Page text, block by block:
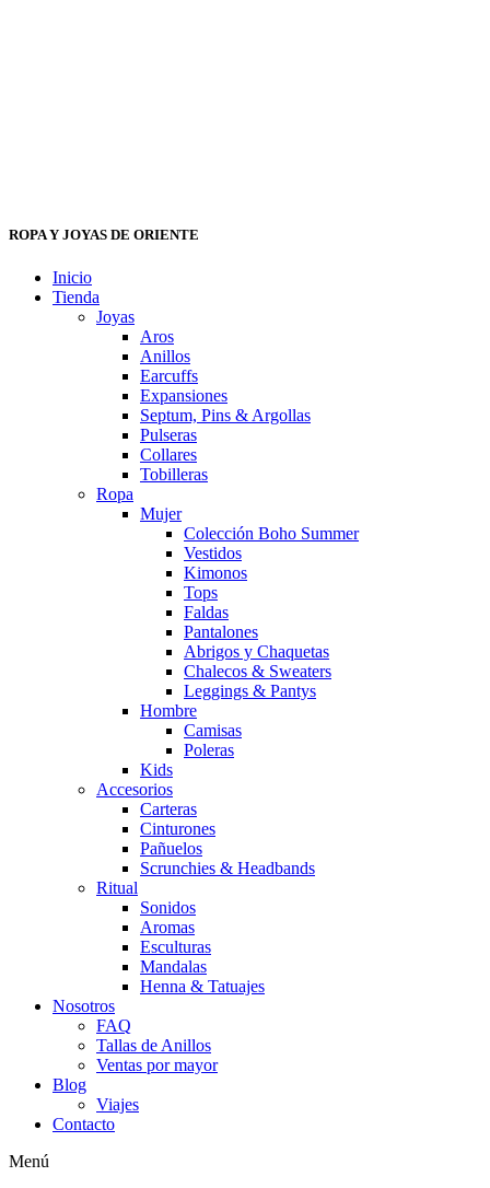
ROPA Y JOYAS DE ORIENTE
Inicio
Tienda
Joyas
Aros
Anillos
Earcuffs
Expansiones
Septum, Pins & Argollas
Pulseras
Collares
Tobilleras
Ropa
Mujer
Colección Boho Summer
Vestidos
Kimonos
Tops
Faldas
Pantalones
Abrigos y Chaquetas
Chalecos & Sweaters
Leggings & Pantys
Hombre
Camisas
Poleras
Kids
Accesorios
Carteras
Cinturones
Pañuelos
Scrunchies & Headbands
Ritual
Sonidos
Aromas
Esculturas
Mandalas
Henna & Tatuajes
Nosotros
FAQ
Tallas de Anillos
Ventas por mayor
Blog
Viajes
Contacto
Menú